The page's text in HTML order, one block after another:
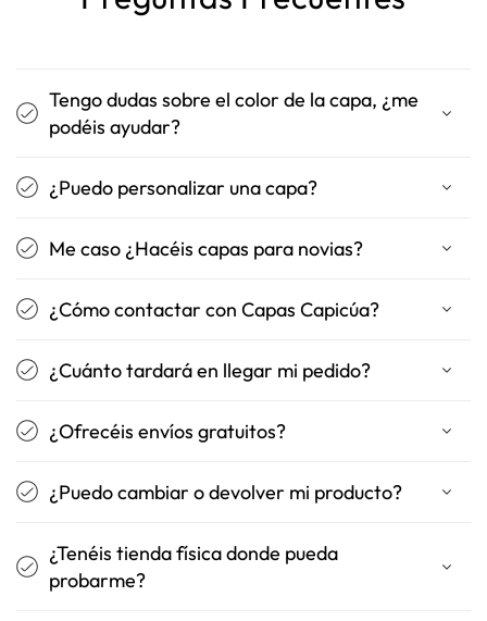
Tengo dudas sobre el color de la capa, ¿me
podéis ayudar?
¿Puedo personalizar una capa?
Me caso ¿Hacéis capas para novias?
¿Cómo contactar con Capas Capicúa?
¿Cuánto tardará en llegar mi pedido?
¿Ofrecéis envíos gratuitos?
¿Puedo cambiar o devolver mi producto?
¿Tenéis tienda física donde pueda
probarme?